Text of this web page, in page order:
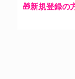
🎁新規登録の